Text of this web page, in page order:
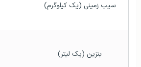
سیب زمینی (یک کیلوگرم)
بنزین (یک لیتر)